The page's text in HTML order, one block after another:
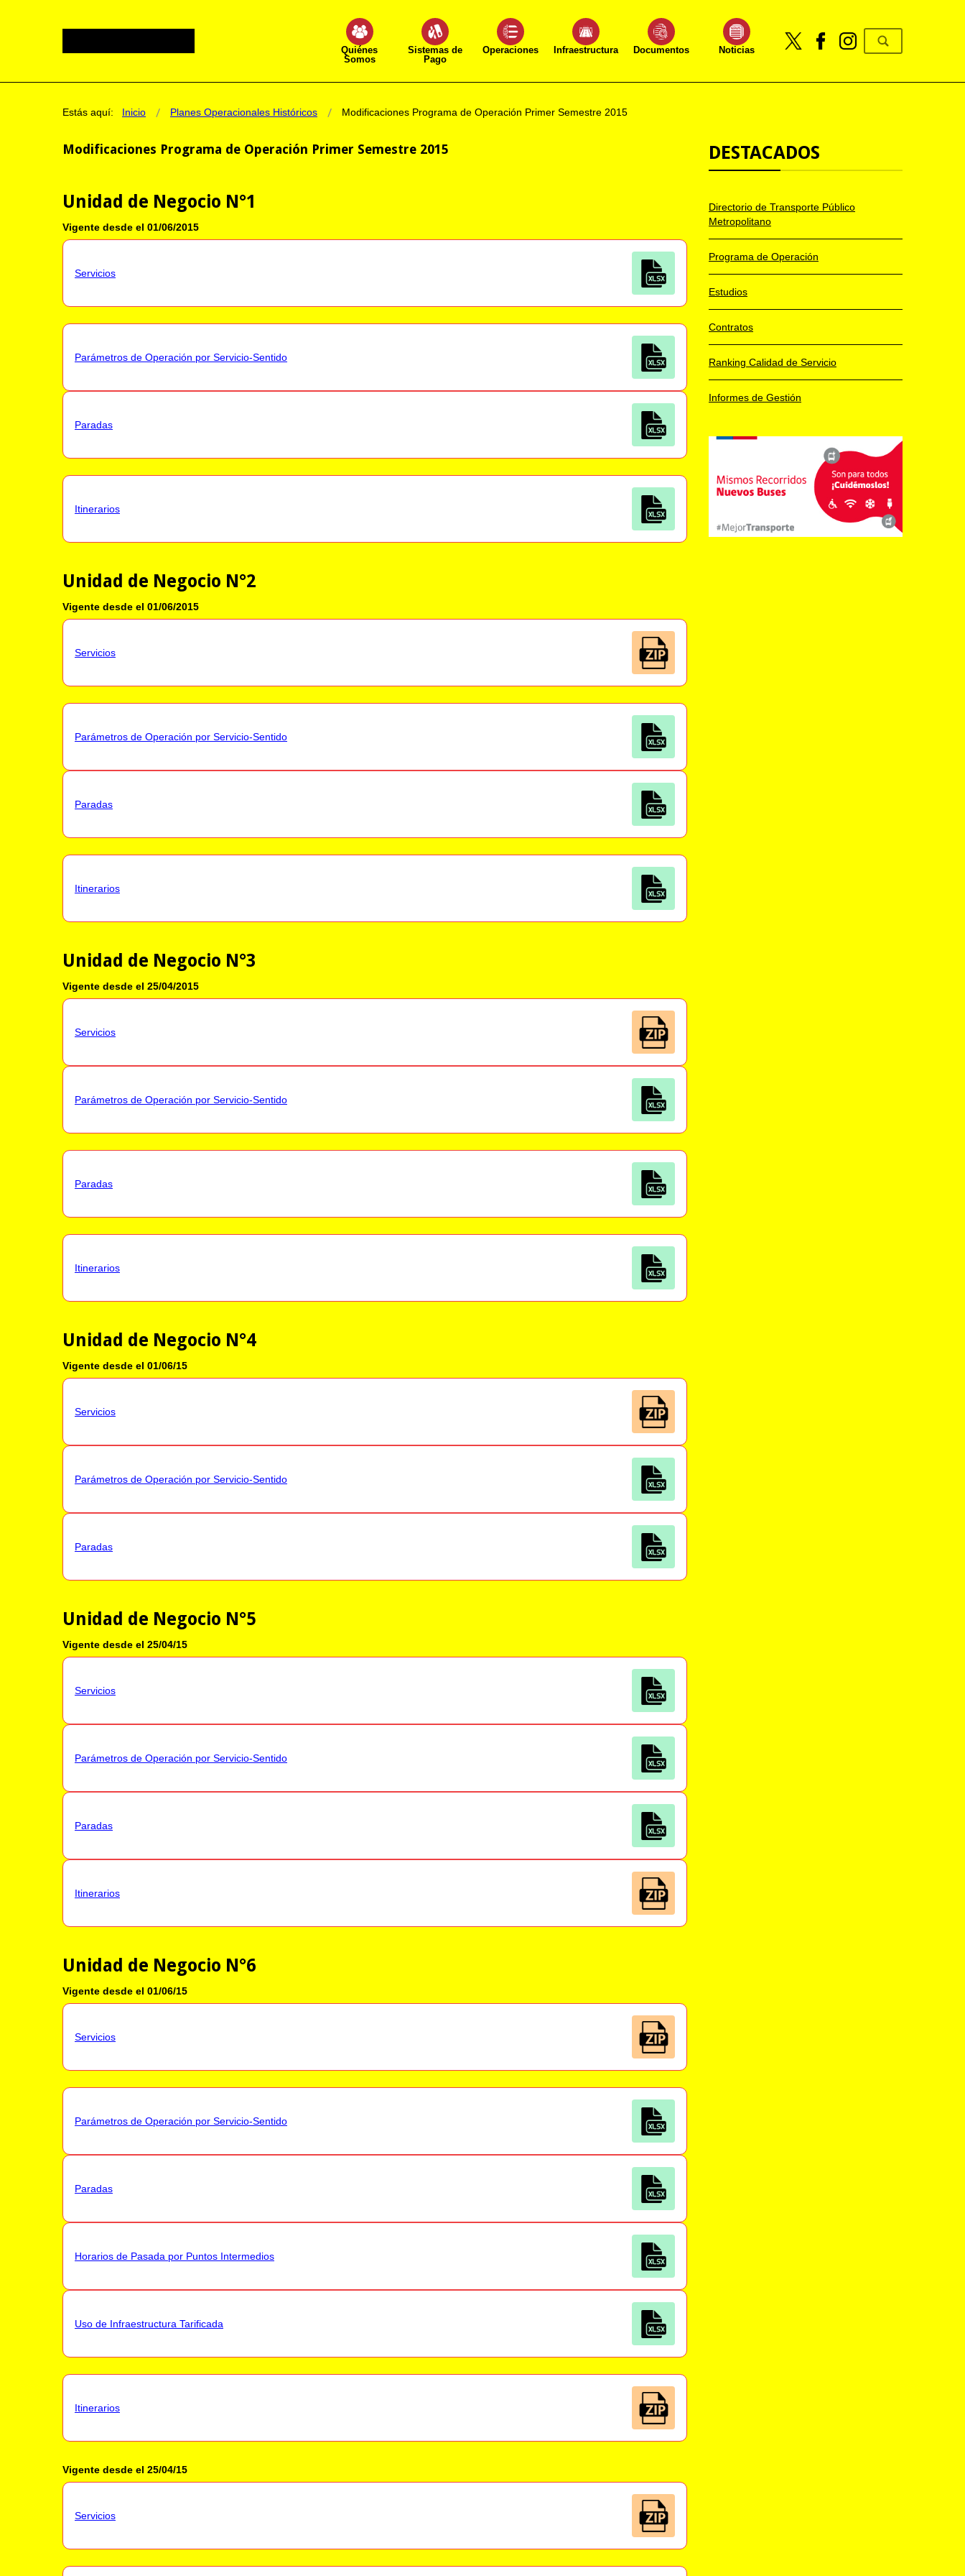
Quiénes
Somos
Sistemas de
Pago
Operaciones Infraestructura Documentos Noticias
Estás aquí: Inicio Planes Operacionales Históricos Modificaciones Programa de Operación Primer Semestre 2015
Modificaciones Programa de Operación Primer Semestre 2015
Unidad de Negocio N°1
Vigente desde el 01/06/2015
Servicios
Parámetros de Operación por Servicio-Sentido
Paradas
Itinerarios
Unidad de Negocio N°2
Vigente desde el 01/06/2015
Servicios
Parámetros de Operación por Servicio-Sentido
Paradas
Itinerarios
Unidad de Negocio N°3
Vigente desde el 25/04/2015
Servicios
Parámetros de Operación por Servicio-Sentido
Paradas
Itinerarios
Unidad de Negocio N°4
Vigente desde el 01/06/15
Servicios
Parámetros de Operación por Servicio-Sentido
Paradas
Unidad de Negocio N°5
Vigente desde el 25/04/15
Servicios
Parámetros de Operación por Servicio-Sentido
Paradas
Itinerarios
Unidad de Negocio N°6
Vigente desde el 01/06/15
Servicios
Parámetros de Operación por Servicio-Sentido
Paradas
Horarios de Pasada por Puntos Intermedios
Uso de Infraestructura Tarificada
Itinerarios
Vigente desde el 25/04/15
Servicios
DESTACADOS
Directorio de Transporte Público
Metropolitano
Programa de Operación
Estudios
Contratos
Ranking Calidad de Servicio
Informes de Gestión